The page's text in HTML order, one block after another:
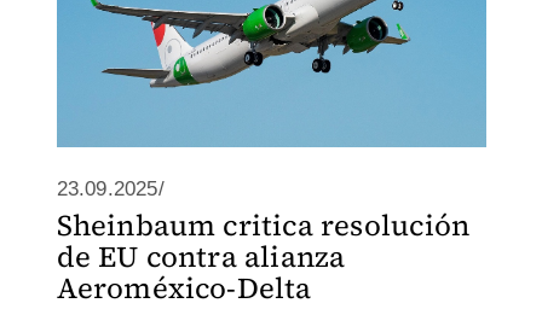
23.09.2025/
Sheinbaum critica resolución
de EU contra alianza
Aeroméxico-Delta